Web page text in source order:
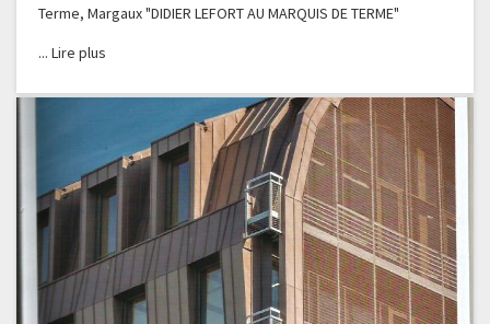
Terme, Margaux "DIDIER LEFORT AU MARQUIS DE TERME"